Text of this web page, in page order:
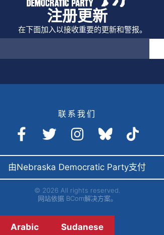
注册更新
在下面加入以接收重要的更新和警报。
联系我们
由Nebraska Democratic Party支付
© 2026 All rights reserved.
网站依据 BCom解决方案。
Arabic Sudanese